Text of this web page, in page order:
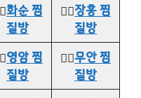
화순 찜
질방
👉🏻장흥 찜
질방
영암 찜
질방
👉🏻무안 찜
질방